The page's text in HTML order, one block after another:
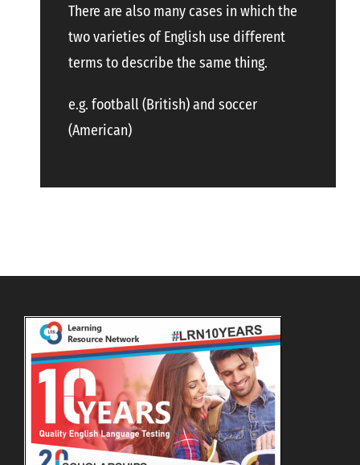
There are also many cases in which the
two varieties of English use different
terms to describe the same thing.
e.g. football (British) and soccer
(American)